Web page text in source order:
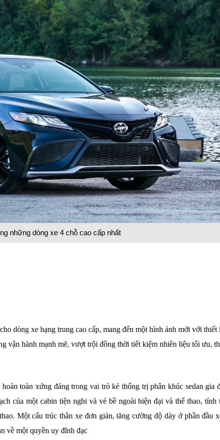
những dòng xe 4 chỗ cao cấp nhất
dòng xe hạng trung cao cấp, mang đến một hình ảnh mới với thiết
vận hành mạnh mẽ, vượt trội đồng thời tiết kiệm nhiên liệu tối ưu,
toàn xứng đáng trong vai trò kẻ thống trị phân khúc sedan gia
của một cabin tiện nghi và vẻ bề ngoài hiện đại và thể thao, tính
Một cấu trúc thân xe đơn giản, tăng cường độ dày ở phần đầu
về một quyền uy đĩnh đạc